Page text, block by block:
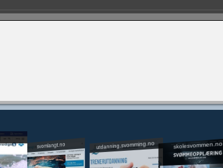
svomlangt.no utdanning.svomming.no skolesvommen.no